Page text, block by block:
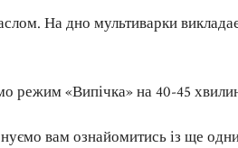
На дно мультиварки
режим «Випічка» на 40-45
вам ознайомитись із ще